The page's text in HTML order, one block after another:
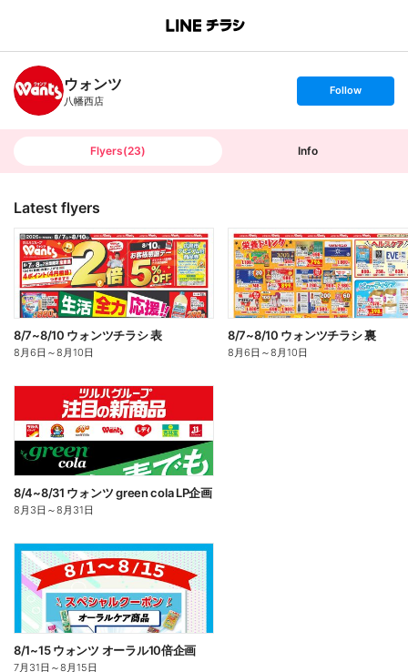
B
n
c
h
T
ウォンツ
八幡西店
s
t
o
Follow
Flyers(23) Info
Latest flyers
8/7~8/10 ウォンツチラシ 表
8月6日 ～8月10日
8/7~8/10 ウォンツチラシ 裏
8月6日 ～8月10日
8/4~8/31 ウォンツ green cola LP企画
8月3日 ～8月31日
8/1~15 ウォンツ オーラル10倍企画
7月31日 ～8月15日